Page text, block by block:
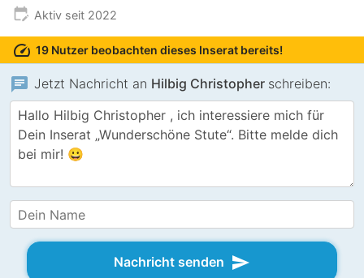
edit_calendar Aktiv seit 2022
speed 19 Nutzer beobachten dieses Inserat bereits!
chat Jetzt Nachricht an Hilbig Christopher schreiben:
Nachricht senden send